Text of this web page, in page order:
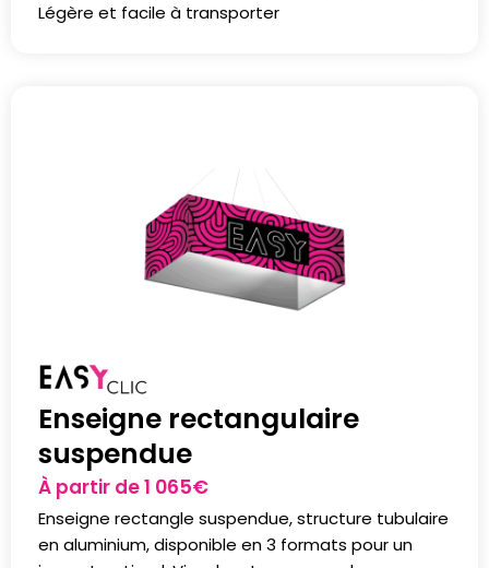
Légère et facile à transporter
Enseigne rectangulaire
suspendue
À partir de1 065€
Enseigne rectangle suspendue, structure tubulaire
en aluminium, disponible en 3 formats pour un